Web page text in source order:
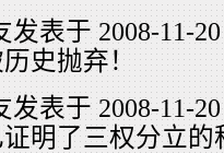
发表于 2008-11-
史抛弃！
发表于 2008-11-
明了三权分立